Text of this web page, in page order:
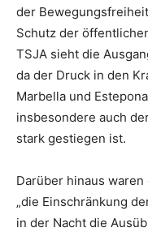
der
Schutz der
TSJA sieht die
da der Druck in den
Marbella und
insbesondere auch
stark gestiegen ist.
Darüber hinaus
„die Einschränkung
in der Nacht die